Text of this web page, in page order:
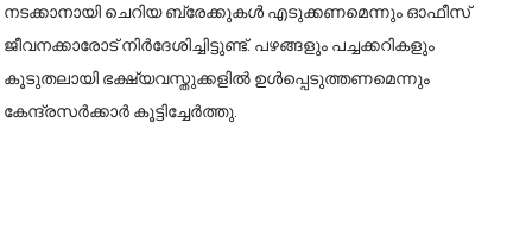
നടക്കാനായി ചെറിയ ബ്രേക്കുകൾ എടുക്കണമെന്നും ഓഫീസ്
ജീവനക്കാരോട് നിർദേശിച്ചിട്ടുണ്ട്. പഴങ്ങളും പച്ചക്കറികളും
കൂടുതലായി ഭക്ഷ്യവസ്തുക്കളിൽ ഉൾപ്പെടുത്തണമെന്നും
കേന്ദ്രസർക്കാർ കൂട്ടിച്ചേർത്തു.